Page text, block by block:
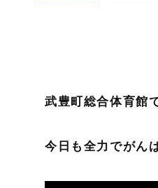
武豊町総合体育館
今日も全力でがん